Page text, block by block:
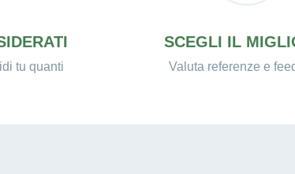
tu quanti
SCEGLI IL
Valuta referenze e